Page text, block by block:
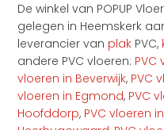
De winkel van POPUP
gelegen in Heemskerk
leverancier van plak PVC,
andere PVC vloeren: PVC
vloeren in Beverwijk, PVC
vloeren in Egmond, PVC
Hoofddorp, PVC vloeren